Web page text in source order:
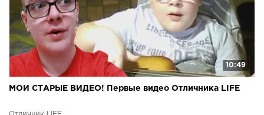
10:49
МОИ СТАРЫЕ ВИДЕО! Первые видео Отличника LIFE